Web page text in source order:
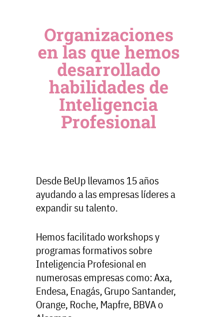
Organizaciones
en las que hemos
desarrollado
habilidades de
Inteligencia
Profesional
Desde BeUp llevamos 15 años
ayudando a las empresas líderes a
expandir su talento.
Hemos facilitado workshopsy
programas formativos sobre
Inteligencia Profesional en
numerosas empresas como: Axa,
Endesa, Enagás, Grupo Santander,
Orange, Roche, Mapfre, BBVA o